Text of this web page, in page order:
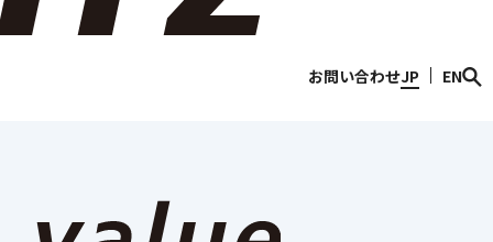
お問い合わせJP EN